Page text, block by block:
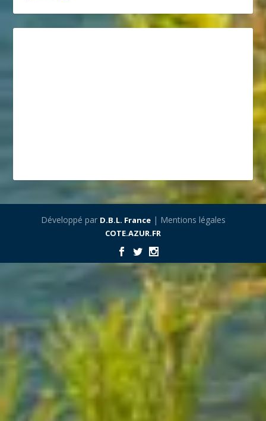
Développé par D.B.L. France| Mentions légales
COTE.AZUR.FR